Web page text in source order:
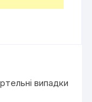
випадки